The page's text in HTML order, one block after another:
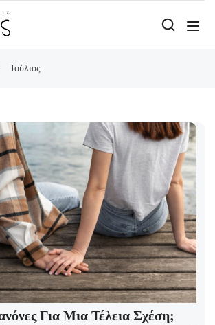
Ιούλιος
Για Μια Τέλεια Σχέση;